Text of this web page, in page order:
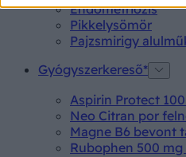
Endometriózis
Pikkelysömör
Pajzsmirigy
Gyógyszerkereső*
Aspirin Protect
Neo Citran por
Magne B6 bevont
Rubophen 500